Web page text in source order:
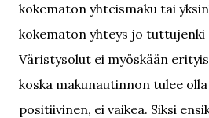
kokematon yhteismaku tai
kokematon yhteys jo tuttujenki
Väristysolut ei myöskään
koska makunautinnon tulee
positiivinen, ei vaikea. Siksi